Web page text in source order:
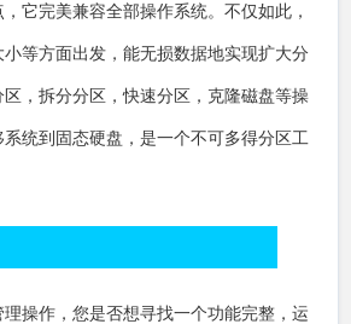
它完美兼容全部操作系统。不仅如此，
等方面出发，能无损数据地实现扩大分
，拆分分区，快速分区，克隆磁盘等操
统到固态硬盘，是一个不可多得分区工
操作，您是否想寻找一个功能完整，运